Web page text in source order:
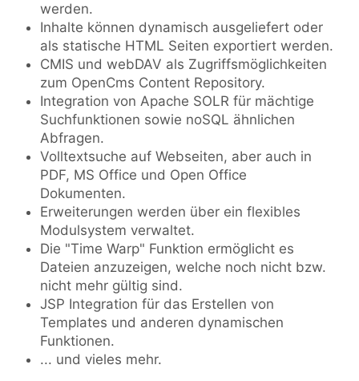
werden.
Inhalte können dynamisch ausgeliefert oder
als statische HTML Seiten exportiert werden.
CMIS und webDAV als Zugriffsmöglichkeiten
zum OpenCms Content Repository.
Integration von Apache SOLR für mächtige
Suchfunktionen sowie noSQL ähnlichen
Abfragen.
Volltextsuche auf Webseiten, aber auch in
PDF, MS Office und Open Office
Dokumenten.
Erweiterungen werden über ein flexibles
Modulsystem verwaltet.
Die "Time Warp" Funktion ermöglicht es
Dateien anzuzeigen, welche noch nicht bzw.
nicht mehr gültig sind.
JSP Integration für das Erstellen von
Templates und anderen dynamischen
Funktionen.
... und vieles mehr.